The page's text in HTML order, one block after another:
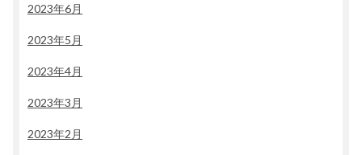
2023年6月
2023年5月
2023年4月
2023年3月
2023年2月